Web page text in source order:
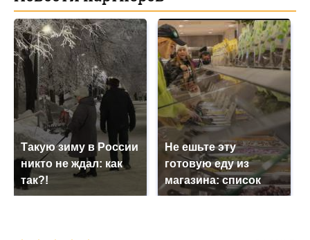
Такую зиму в России
никто не ждал: как
так?!
Не ешьте эту
готовую еду из
магазина: список